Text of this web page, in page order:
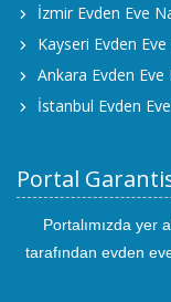
İzmir Evden Eve
Kayseri Evden
Ankara Evden Eve
İstanbul Evden
Portal
Portalımızda yer
tarafından evden